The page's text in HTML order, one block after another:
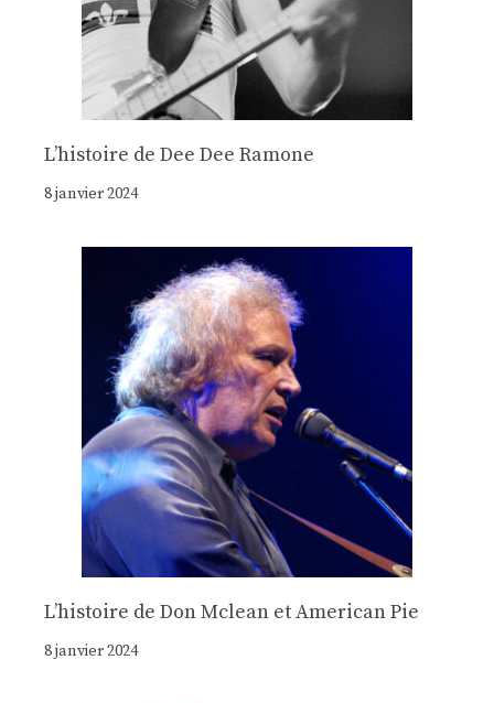
Lʼhistoire de Dee Dee Ramone
8 janvier 2024
Lʼhistoire de Don Mclean et American Pie
8 janvier 2024